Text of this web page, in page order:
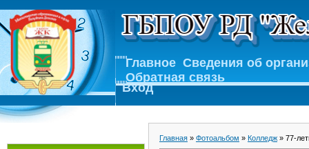
Главное Сведения об
Обратная связь
Вход
Главная » Фотоальбом » Колледж » 77-